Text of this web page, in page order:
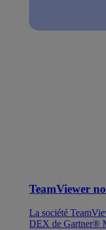
TeamViewer
La société
DEX de Gartner®